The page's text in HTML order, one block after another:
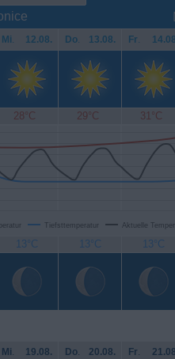
Mi. 12.08. Do. 13.08. Fr.
28°C 29°C 31°C
Tiefsttemperatur Aktuelle
13°C 13°C 13°C
Mi. 19.08. Do. 20.08. Fr.